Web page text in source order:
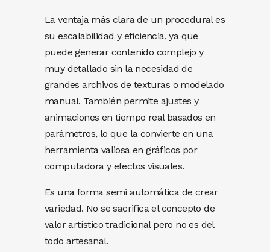
La ventaja más clara de un procedural es
su escalabilidad y eficiencia, ya que
puede generar contenido complejo y
muy detallado sin la necesidad de
grandes archivos de texturas o modelado
manual. También permite ajustes y
animaciones en tiempo real basados ​​en
parámetros, lo que la convierte en una
herramienta valiosa en gráficos por
computadora y efectos visuales.
Es una forma semi automática de crear
variedad. No se sacrifica el concepto de
valor artístico tradicional pero no es del
todo artesanal.